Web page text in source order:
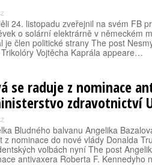
24. listopadu zveřejnil na svém FB
o solární elektrárně v německém
je člen politické strany The post
Vojtěcha Kaprála appeare…
se raduje z nominace
zdravotnictví
Bludného balvanu Angelika
z nominace do nové vlády Donalda
volbách nyní The post
antivaxera Roberta F. Kennedyho